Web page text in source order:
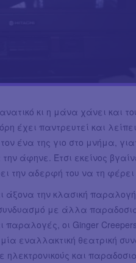
κι η μάνα χάνει και
έχει παντρευτεί και
ένα της γιο στο μνήμα,
άφηνε. Έτσι εκείνος
την αδερφή του να τη
την κλασική παραλογή
με άλλα
παραλογές, οι Ginger
εναλλακτική θεατρική
και